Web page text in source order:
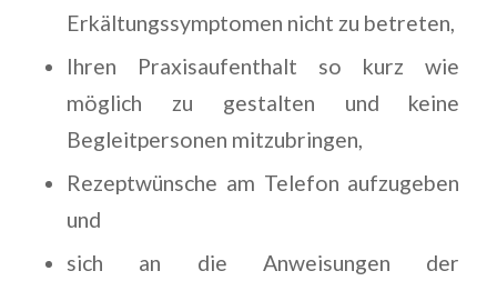
Erkältungssymptomen nicht zu betreten,
Ihren Praxisaufenthalt so kurz wie
möglich zu gestalten und keine
Begleitpersonen mitzubringen,
Rezeptwünsche am Telefon aufzugeben
und
sich an die Anweisungen der